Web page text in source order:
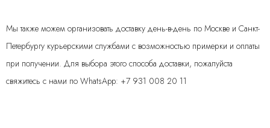
Мы также можем организовать доставку день-в-день по Москве и Санкт-
Петербургу курьерскими службами с возможностью примерки и оплаты
при получении. Для выбора этого споcоба доставки, пожалуйста
свяжитесь с нами по WhatsApp: +7 931 008 20 11